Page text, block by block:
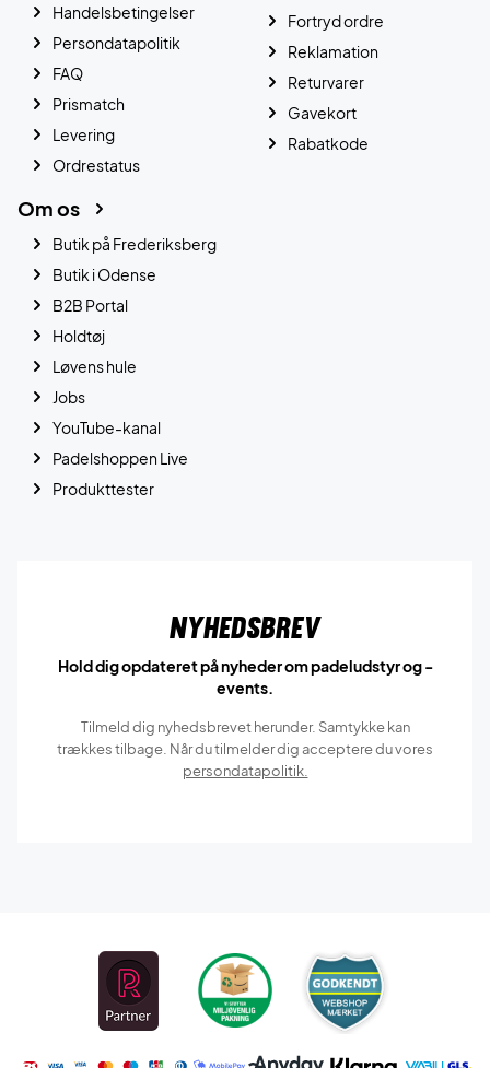
Handelsbetingelser
Persondatapolitik
FAQ
Prismatch
Levering
Ordrestatus
Fortryd ordre
Reklamation
Returvarer
Gavekort
Rabatkode
Om os
Butik på Frederiksberg
Butik i Odense
B2B Portal
Holdtøj
Løvens hule
Jobs
YouTube-kanal
Padelshoppen Live
Produkttester
Nyhedsbrev
Hold dig opdateret på nyheder om padeludstyr og -
events.
Tilmeld dig nyhedsbrevet herunder. Samtykke kan
trækkes tilbage. Når du tilmelder dig acceptere du vores
persondatapolitik.